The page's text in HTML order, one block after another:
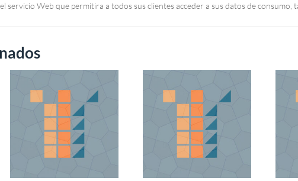
servicio Web que permitira a todos sus clientes acceder a sus datos de consumo,